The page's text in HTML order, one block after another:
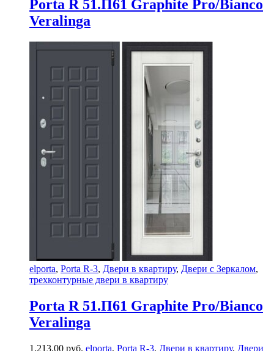
Porta R 51.П61 Graphite Pro/Bianco
Veralinga
elporta, Porta R-3, Двери в квартиру, Двери с Зеркалом,
трехконтурные двери в квартиру
Porta R 51.П61 Graphite Pro/Bianco
Veralinga
1,213.00 руб. elporta, Porta R-3, Двери в квартиру, Двери